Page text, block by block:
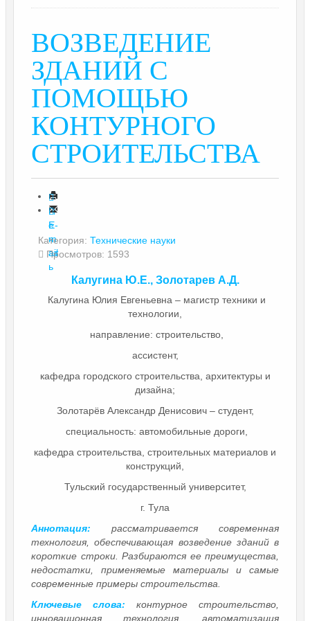
ВОЗВЕДЕНИЕ
ЗДАНИЙ С
ПОМОЩЬЮ
КОНТУРНОГО
СТРОИТЕЛЬСТВА
П
е
ч
ат
ь
E-
m
ail
Категория: Технические науки
Просмотров: 1593
Калугина Ю.Е., Золотарев А.Д.
Калугина Юлия Евгеньевна – магистр техники и
технологии,
направление: строительство,
ассистент,
кафедра городского строительства, архитектуры и
дизайна;
Золотарёв Александр Денисович – студент,
специальность: автомобильные дороги,
кафедра строительства, строительных материалов и
конструкций,
Тульский государственный университет,
г. Тула
Аннотация: рассматривается современная
технология, обеспечивающая возведение зданий в
короткие строки. Разбираются ее преимущества,
недостатки, применяемые материалы и самые
современные примеры строительства.
Ключевые слова: контурное строительство,
инновационная технология, автоматизация